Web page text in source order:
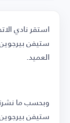
استقر نادي
ستيفن
العميد.
وبحسب ما
ستيفن